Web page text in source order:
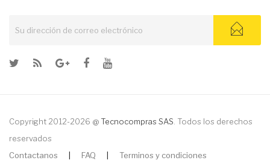
Copyright 2012-2026 @ Tecnocompras SAS . Todos los derechos
reservados
Contactanos
FAQ Terminos y condiciones